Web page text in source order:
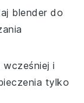
blender do
wcześniej i
tylko